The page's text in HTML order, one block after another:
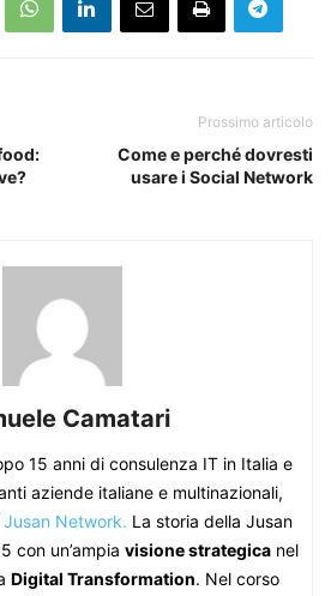
Prossimo articolo
Come e perché dovresti
usare i Social Network
Camatari
15 anni di consulenza IT in Italia e
aziende italiane e multinazionali,
Jusan Network. La storia della Jusan
con un’ampia visione strategica nel
Digital Transformation. Nel corso